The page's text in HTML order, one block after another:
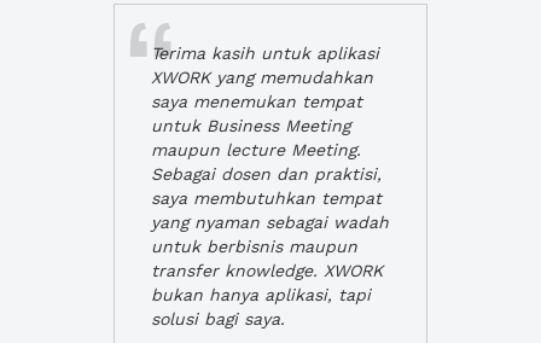
Terima kasih untuk aplikasi
XWORK yang memudahkan
saya menemukan tempat
untuk Business Meeting
maupun lecture Meeting.
Sebagai dosen dan praktisi,
saya membutuhkan tempat
yang nyaman sebagai wadah
untuk berbisnis maupun
transfer knowledge. XWORK
bukan hanya aplikasi, tapi
solusi bagi saya.